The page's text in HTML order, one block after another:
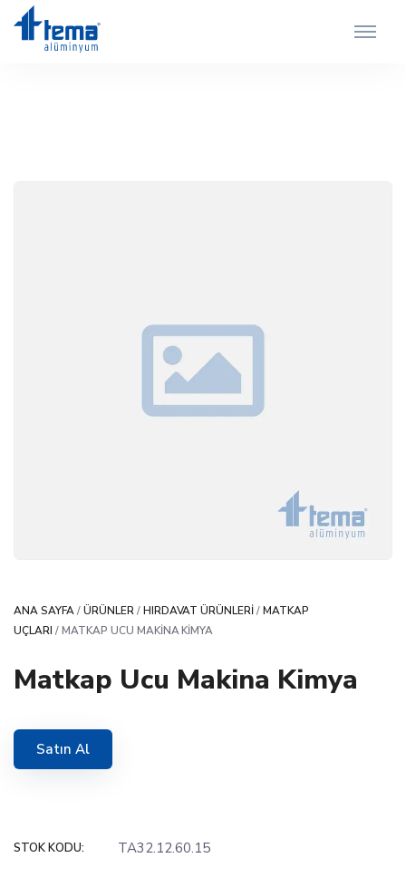
ANA SAYFA/ÜRÜNLER/HIRDAVAT ÜRÜNLERI/MATKAP
UÇLARI / MATKAP UCU MAKINA KIMYA
Matkap Ucu Makina Kimya
Satın Al
STOK KODU: TA32.12.60.15